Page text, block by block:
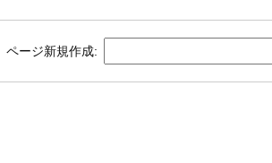
ページ新規作成: